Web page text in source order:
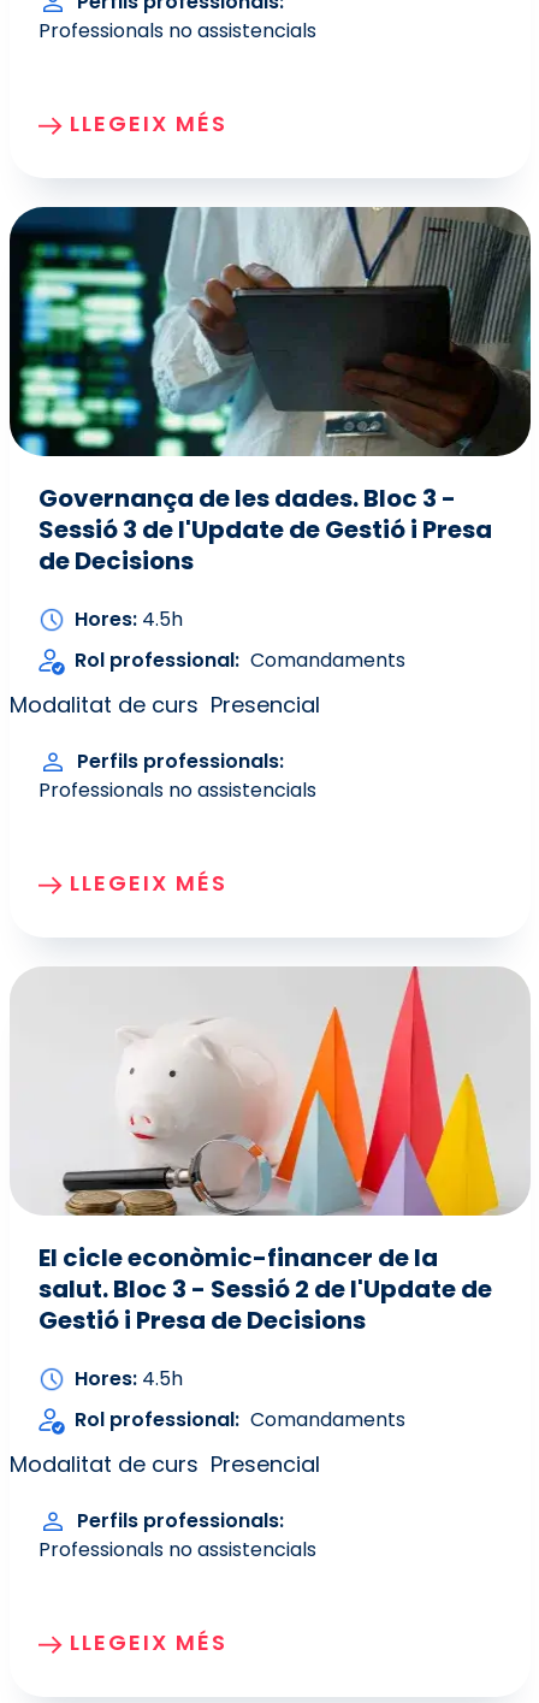
Professionals no assistencials
LLEGEIX MÉS
Governança de les dades. Bloc 3 -
Sessió 3 de l'Update de Gestió i Presa
de Decisions
Hores 4.5h
Rol professional Comandaments
Modalitat de curs Presencial
Perfils professionals
Professionals no assistencials
LLEGEIX MÉS
El cicle econòmic-financer de la
salut. Bloc 3 - Sessió 2 de l'Update de
Gestió i Presa de Decisions
Hores 4.5h
Rol professional Comandaments
Modalitat de curs Presencial
Perfils professionals
Professionals no assistencials
LLEGEIX MÉS